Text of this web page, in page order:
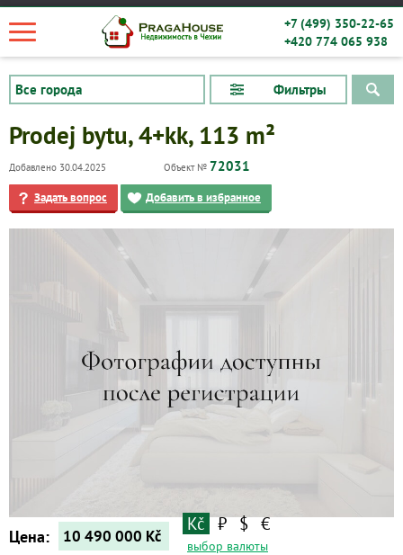
+7 (499) 350-22-65
+420 774 065 938
Фильтры
Новостройки
Коммерческие объекты
Prodej bytu, 4+kk, 113 m²
Добавлено 30.04.2025 Объект № 72031
Задать вопрос Добавить в избранное
Цена: 10 490 000 Kč
Kč ₽ $ €
выбор валюты